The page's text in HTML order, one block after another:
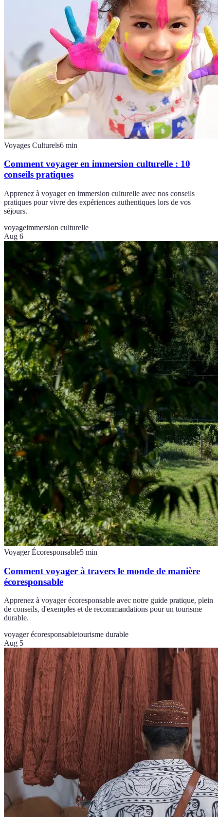
Voyages Culturels6 min
Comment voyager en immersion culturelle : 10
conseils pratiques
Apprenez à voyager en immersion culturelle avec nos conseils
pratiques pour vivre des expériences authentiques lors de vos
séjours.
voyageimmersion culturelle
Aug 6
Voyager Écoresponsable5 min
Comment voyager à travers le monde de manière
écoresponsable
Apprenez à voyager écoresponsable avec notre guide pratique, plein
de conseils, d'exemples et de recommandations pour un tourisme
durable.
voyager écoresponsabletourisme durable
Aug 5